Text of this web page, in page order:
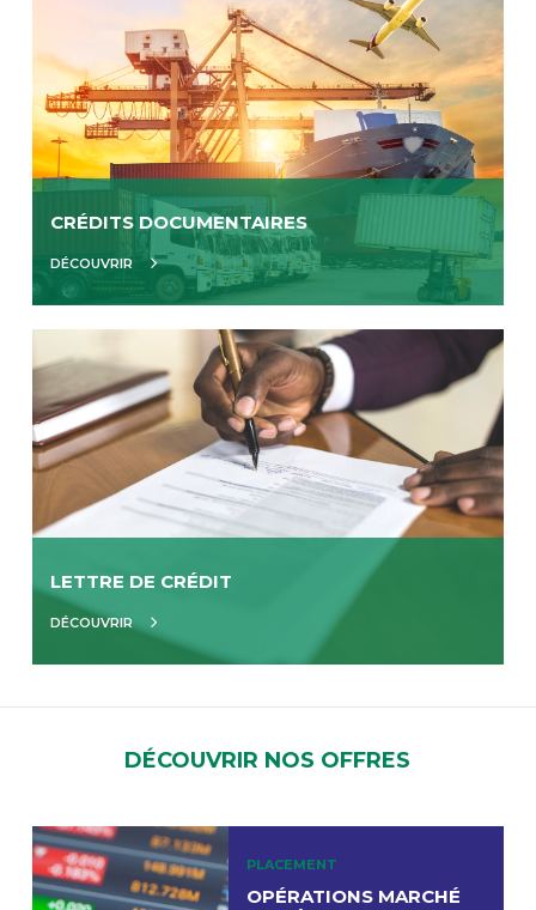
CRÉDITS DOCUMENTAIRES
DÉCOUVRIR
LETTRE DE CRÉDIT
DÉCOUVRIR
DÉCOUVRIR NOS OFFRES
PLACEMENT
OPÉRATIONS MARCHÉ